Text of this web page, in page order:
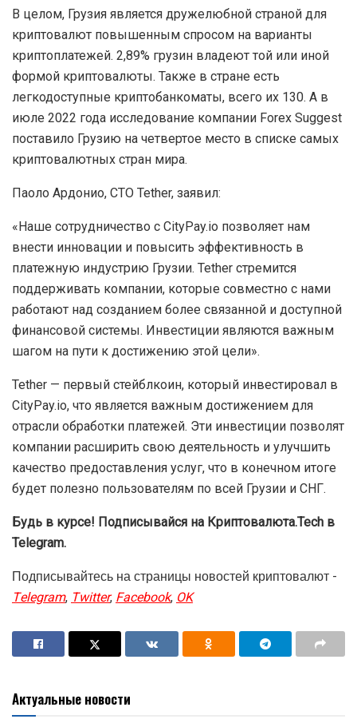
В целом, Грузия является дружелюбной страной для
криптовалют повышенным спросом на варианты
криптоплатежей. 2,89% грузин владеют той или иной
формой криптовалюты. Также в стране есть
легкодоступные криптобанкоматы, всего их 130. А в
июле 2022 года исследование компании Forex Suggest
поставило Грузию на четвертое место в списке самых
криптовалютных стран мира.
Паоло Ардонио, СТО Tether, заявил:
«Наше сотрудничество с CityPay.io позволяет нам
внести инновации и повысить эффективность в
платежную индустрию Грузии. Tether стремится
поддерживать компании, которые совместно с нами
работают над созданием более связанной и доступной
финансовой системы. Инвестиции являются важным
шагом на пути к достижению этой цели».
Tether — первый стейблкоин, который инвестировал в
CityPay.io, что является важным достижением для
отрасли обработки платежей. Эти инвестиции позволят
компании расширить свою деятельность и улучшить
качество предоставления услуг, что в конечном итоге
будет полезно пользователям по всей Грузии и СНГ.
Будь в курсе! Подписывайся на Криптовалюта.Tech в
Telegram.
Подписывайтесь на страницы новостей криптовалют -
Telegram, Twitter, Facebook, OK
Актуальные новости